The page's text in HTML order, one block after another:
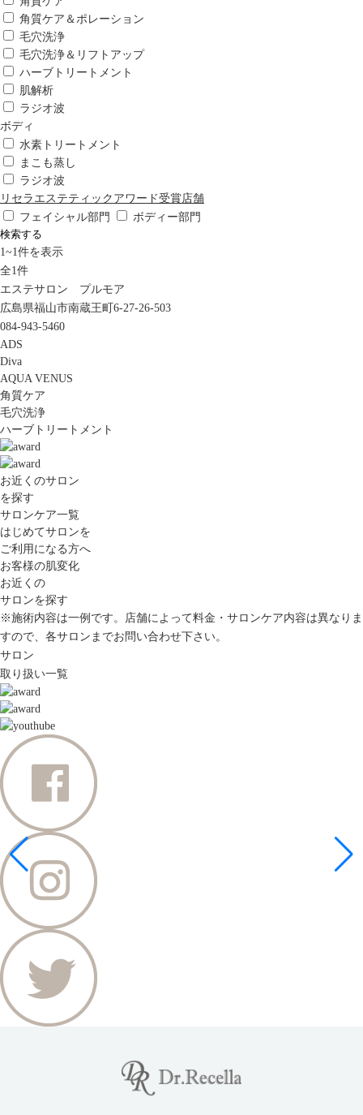
角質ケア＆ポレーション
毛穴洗浄
毛穴洗浄＆リフトアップ
ハーブトリートメント
肌解析
ラジオ波
ボディ
水素トリートメント
まこも蒸し
ラジオ波
リセラエステティックアワード受賞店舗
フェイシャル部門
ボディー部門
検索する
1~1件を表示
全1件
エステサロン プルモア
広島県福山市南蔵王町6-27-26-503
084-943-5460
ADS
Diva
AQUA VENUS
角質ケア
毛穴洗浄
ハーブトリートメント
お近くのサロン
を探す
サロンケア一覧
はじめてサロンを
ご利用になる方へ
お客様の肌変化
お近くの
サロンを探す
※施術内容は一例です。店舗によって料金・サロンケア内容は異なりま
すので、各サロンまでお問い合わせ下さい。
サロン
取り扱い一覧